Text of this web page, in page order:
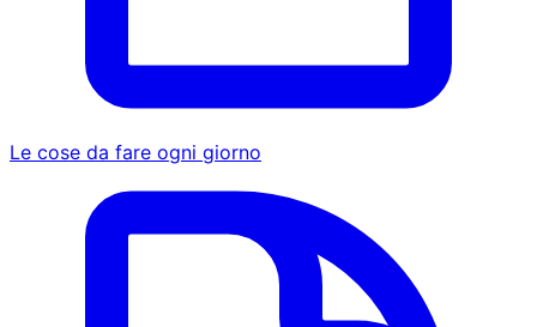
Le cose da fare ogni giorno